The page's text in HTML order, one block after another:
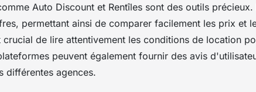
Auto Discount et Rentîles sont des outils précieux.
permettant ainsi de comparer facilement les prix et
de lire attentivement les conditions de location
peuvent également fournir des avis
différentes agences.